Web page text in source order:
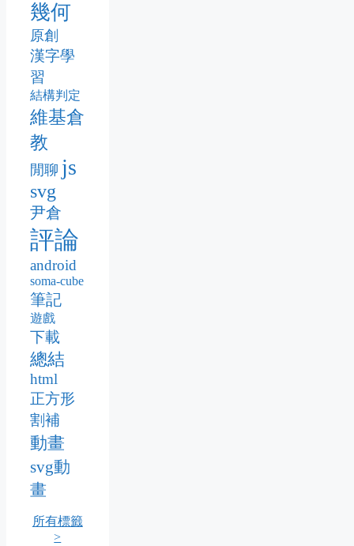
幾何
原創
漢字學
習
結構判定
維基倉
教
閒聊 js
svg
尹倉
評論
android
soma-cube
筆記
遊戲
下載
總結
html
正方形
割補
動畫
svg動
畫
所有標籤
>